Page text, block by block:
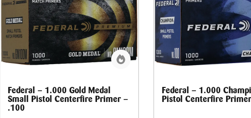
Federal – 1.000 Gold Medal
Small Pistol Centerfire Primer –
.100
Federal – 1.000
Pistol Centerfire